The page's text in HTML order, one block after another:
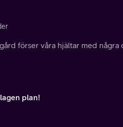
förser våra hjältar med några
plan!